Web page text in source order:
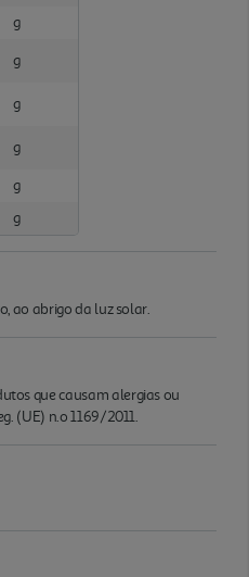
g
g
g
g
g
g
ao abrigo da luz solar.
que causam alergias ou
(UE) n.o 1169/2011.